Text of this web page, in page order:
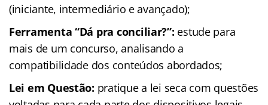
(iniciante, intermediário e avançado);
Ferramenta “Dá pra conciliar?”: estude para
mais de um concurso, analisando a
compatibilidade dos conteúdos abordados;
Lei em Questão: pratique a lei seca com questões